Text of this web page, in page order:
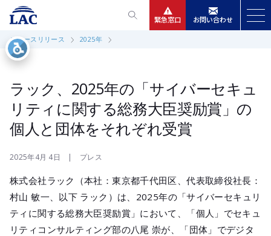
緊急窓口 お問い合わせ
ニュースリリース
会社情報
採用
ニュースリリース 2025年
ラック、2025年の「サイバーセキュ
リティに関する総務大臣奨励賞」の
個人と団体をそれぞれ受賞
2025年4月 4日 | プレス
株式会社ラック（本社：東京都千代田区、代表取締役社長：
村山 敏一、以下 ラック）は、2025年の「サイバーセキュリ
ティに関する総務大臣奨励賞」において、「個人」でセキュ
リティコンサルティング部の八尾 崇が、「団体」でデジタ